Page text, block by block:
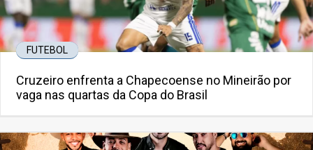
FUTEBOL
Cruzeiro enfrenta a Chapecoense no Mineirão por
vaga nas quartas da Copa do Brasil